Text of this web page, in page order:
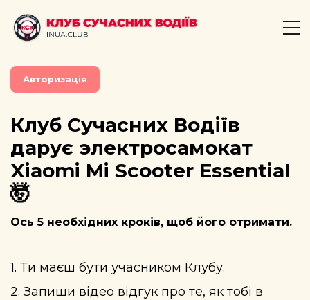
Авторизація
Клуб Сучасних Водіїв
дарує электросамокат
Xiaomi Mi Scooter Essential
🤯
Ось 5 необхідних кроків, щоб його отримати.
1. Ти маєш бути учасником Клубу.
2. Запиши відео відгук про те, як тобі в